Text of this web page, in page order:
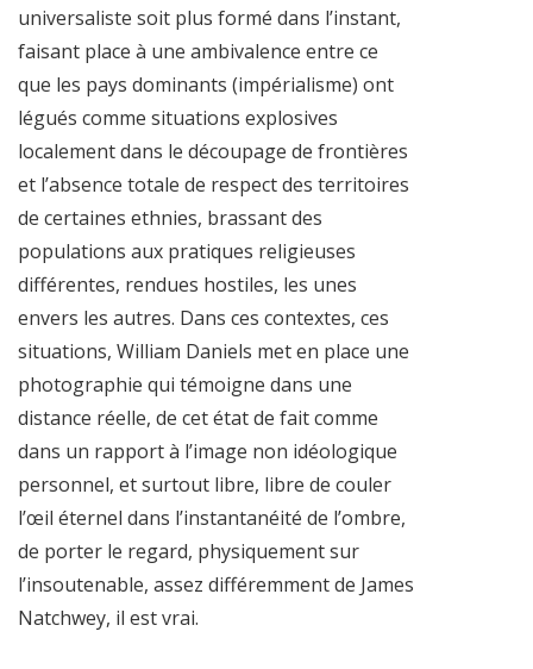
universaliste soit plus formé dans l’instant,
faisant place à une ambivalence entre ce
que les pays dominants (impérialisme) ont
légués comme situations explosives
localement dans le découpage de frontières
et l’absence totale de respect des territoires
de certaines ethnies, brassant des
populations aux pratiques religieuses
différentes, rendues hostiles, les unes
envers les autres. Dans ces contextes, ces
situations, William Daniels met en place une
photographie qui témoigne dans une
distance réelle, de cet état de fait comme
dans un rapport à l’image non idéologique
personnel, et surtout libre, libre de couler
l’œil éternel dans l’instantanéité de l’ombre,
de porter le regard, physiquement sur
l’insoutenable, assez différemment de James
Natchwey, il est vrai.